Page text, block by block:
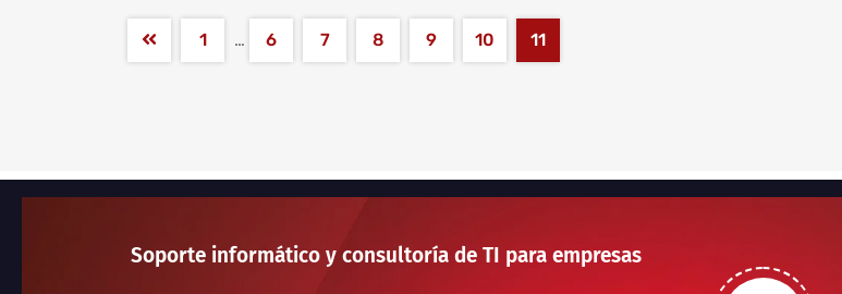
1 … 6 7 8 9 10 11
Soporte informático y consultoría de TI para empresas